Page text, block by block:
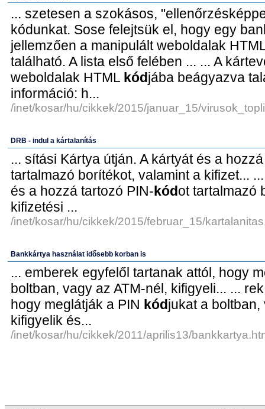
... szetesen a szokásos,
kódunkat. Sose felejtsük el, hogy egy
jellemzően a manipulált weboldalak
található. A lista első felében ... ... A
weboldalak HTML kódjába beágyazva
információ: h...
/inet/kosar/hu/cikkek/2015/januar_15/
DRB - indul a kártalanítás
... sítási Kártya útján. A kártyát és a
tartalmazó borítékot, valamint a kifizet...
és a hozzá tartozó PIN-kódot tartalmazó
kifizetési ...
/inet/kosar/hu/cikkek/2015/februar_15/
Bankkártya használat idősebb korban is
... emberek egyfelől tartanak attól, hogy
boltban, vagy az ATM-nél, kifigyeli... ...
hogy meglátják a PIN kódjukat a boltban,
kifigyelik és...
/inet/kosar/hu/cikkek/2011/aprilis13/